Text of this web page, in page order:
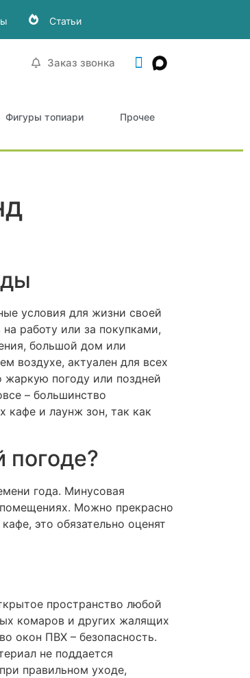
Статьи
Заказ звонка
Фигуры топиари Прочее
условия для жизни своей
работу или за покупками,
большой дом или
воздухе, актуален для всех
погоду или поздней
– большинство
кафе и лаунж зон, так как
погоде?
года. Минусовая
помещениях. Можно прекрасно
это обязательно оценят
пространство любой
комаров и других жалящих
окон ПВХ – безопасность.
не поддается
правильном уходе,